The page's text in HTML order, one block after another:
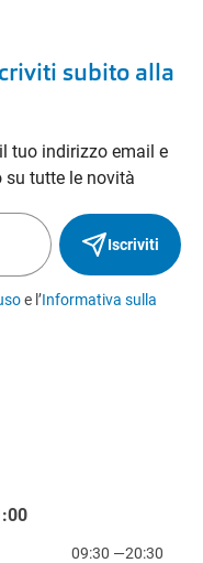
subito alla
tuo indirizzo email e
su tutte le novità
Iscriviti
e l’Informativa sulla
09:30 —20:30